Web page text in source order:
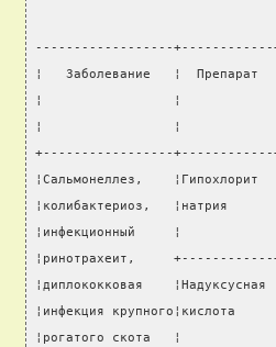
------------------+------------
¦   Заболевание   ¦  Препарат
¦                 ¦
¦                 ¦            ¦
+-----------------
¦Сальмонеллез,
¦колибактериоз,
¦инфекционный     ¦
¦ринотрахеит,
¦диплококковая
¦инфекция
¦рогатого скота   ¦